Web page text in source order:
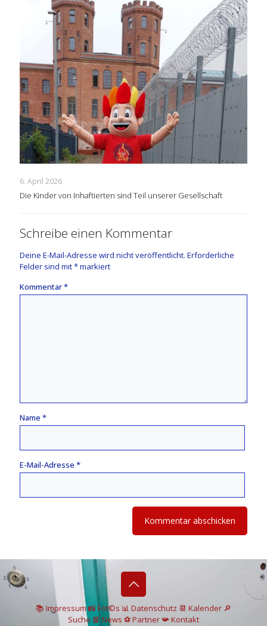
6. April 2026
Die Kinder von Inhaftierten sind Teil unserer Gesellschaft
Schreibe einen Kommentar
Deine E-Mail-Adresse wird nicht veröffentlicht. Erforderliche
Felder sind mit*markiert
Kommentar*
Name *
E-Mail-Adresse *
📚 Impressum📸Fot©s 📊 Datenschutz 📆 Kalender 🔎
Suche 📘 News ⚽Partner📯Kontakt